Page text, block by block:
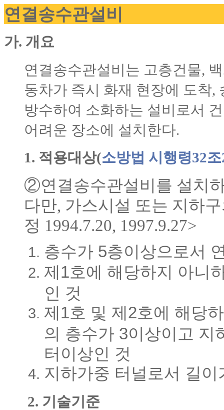
연결송수관설비
가. 개요
연결송수관설비는 고층건물,
동차가 즉시 화재 현장에 도착,
방수하여 소화하는 설비로서
어려운 장소에 설치한다.
1. 적용대상(소방법 시행령32
②연결송수관설비를 설치
다만, 가스시설 또는 지하
정 1994.7.20, 1997.9.27>
층수가 5층이상으로서
제1호에 해당하지 아니
인 것
제1호 및 제2호에 해당
의 층수가 3이상이고 지
터이상인 것
지하가중 터널로서 길
2. 기술기준